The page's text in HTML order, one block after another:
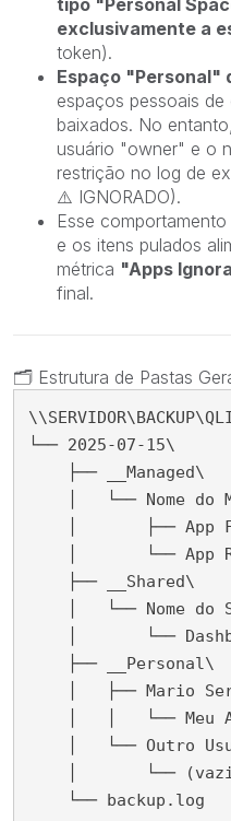
exclusivamente a
token).
Espaço "Personal"
espaços pessoais
baixados. No
usuário "owner" e o
restrição no log de
⚠️ IGNORADO).
Esse comportamento
e os itens pulados
métrica "Apps
final.
🗂 Estrutura de Pastas
└── 2025-07-15\
    ├── __Managed\
│   └── Nome do
│       ├── App
│       └── App
    ├── __Shared\
│   └── Nome do
│       └──
    ├── __Personal\
│   ├── Mario
│   │   └── Meu
│   └── Outro
│       └──
    └── backup.log